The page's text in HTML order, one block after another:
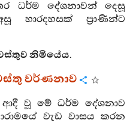
ධර්ම දේශනාවන් දෙසූ
හාරදහසක් ප්‍රාණින්ට
නිමියේය.
වර්ණනාව
ආදී වූ මේ ධර්ම දේශනාව
වැඩ වාසය කරන